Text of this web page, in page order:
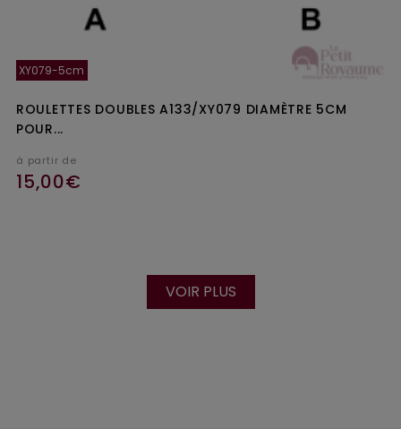
XY079-5cm
ROULETTES DOUBLES A133/XY079 DIAMÈTRE 5CM
POUR...
à partir de
15,00€
VOIR PLUS